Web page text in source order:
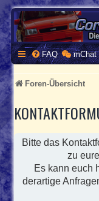
CORSA-
Homepage und Forum
FAQ mChat
Foren-Übersicht
Bitte das
zu
Es kann euch
derartige